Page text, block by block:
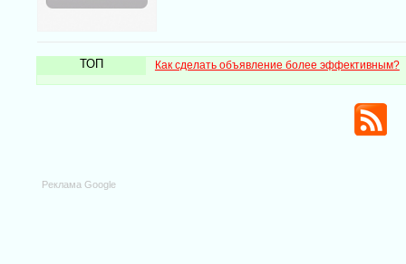
ТОП Как сделать объявление более эффективным?
Реклама Google